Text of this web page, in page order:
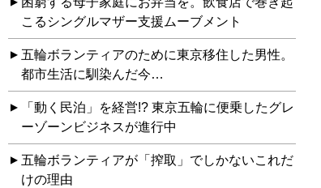
こるシングルマザー支援ムーブメント
五輪ボランティアのために東京移住した男性。
都市生活に馴染んだ今…
「動く民泊」を経営!? 東京五輪に便乗したグレ
ーゾーンビジネスが進行中
五輪ボランティアが「搾取」でしかないこれだ
けの理由